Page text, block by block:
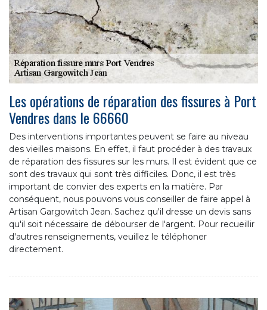
Les opérations de réparation des fissures à Port
Vendres dans le 66660
Des interventions importantes peuvent se faire au niveau
des vieilles maisons. En effet, il faut procéder à des travaux
de réparation des fissures sur les murs. Il est évident que ce
sont des travaux qui sont très difficiles. Donc, il est très
important de convier des experts en la matière. Par
conséquent, nous pouvons vous conseiller de faire appel à
Artisan Gargowitch Jean. Sachez qu'il dresse un devis sans
qu'il soit nécessaire de débourser de l'argent. Pour recueillir
d'autres renseignements, veuillez le téléphoner
directement.